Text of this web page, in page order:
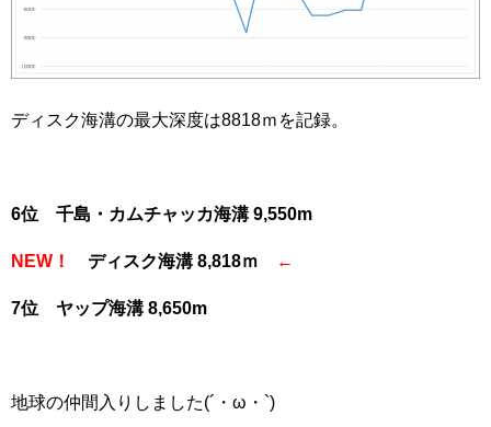
ディスク海溝の最大深度は8818ｍを記録。
6位 千島・カムチャッカ海溝 9,550m
NEW！ ディスク海溝 8,818ｍ ←
7位 ヤップ海溝 8,650m
地球の仲間入りしました(´・ω・`)